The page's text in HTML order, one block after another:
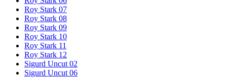
Roy Stark 07
Roy Stark 08
Roy Stark 09
Roy Stark 10
Roy Stark 11
Roy Stark 12
Sigurd Uncut 02
Sigurd Uncut 06